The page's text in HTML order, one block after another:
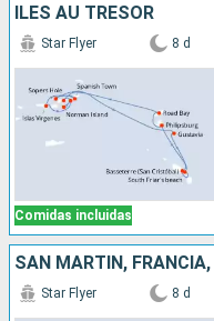
ÎLES AU TRÉSOR
Comidas incluidas
Star Flyer 8 d
Star Flyer 8 d